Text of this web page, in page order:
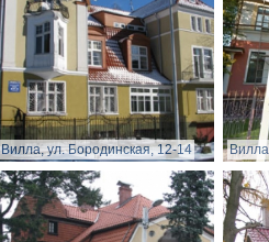
Вилла, ул. Бородинская, 12-14